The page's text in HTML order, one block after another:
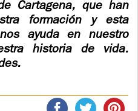
Cartagena, que han
formación y esta
ayuda en nuestro
historia de vida.